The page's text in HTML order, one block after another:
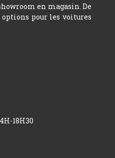
en magasin. De
options pour les voitures
18H30